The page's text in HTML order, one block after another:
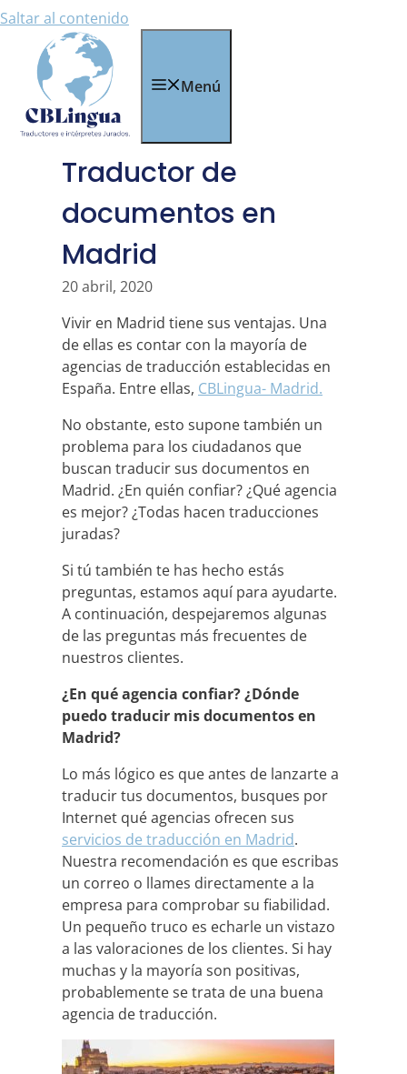
Saltar al contenido
Menú
Traductor de
documentos en
Madrid
20 abril, 2020
Vivir en Madrid tiene sus ventajas. Una
de ellas es contar con la mayoría de
agencias de traducción establecidas en
España. Entre ellas, CBLingua- Madrid.
No obstante, esto supone también un
problema para los ciudadanos que
buscan traducir sus documentos en
Madrid. ¿En quién confiar? ¿Qué agencia
es mejor? ¿Todas hacen traducciones
juradas?
Si tú también te has hecho estás
preguntas, estamos aquí para ayudarte.
A continuación, despejaremos algunas
de las preguntas más frecuentes de
nuestros clientes.
¿En qué agencia confiar? ¿Dónde
puedo traducir mis documentos en
Madrid?
Lo más lógico es que antes de lanzarte a
traducir tus documentos, busques por
Internet qué agencias ofrecen sus
servicios de traducción en Madrid.
Nuestra recomendación es que escribas
un correo o llames directamente a la
empresa para comprobar su fiabilidad.
Un pequeño truco es echarle un vistazo
a las valoraciones de los clientes. Si hay
muchas y la mayoría son positivas,
probablemente se trata de una buena
agencia de traducción.